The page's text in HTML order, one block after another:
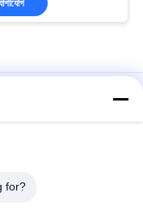
মেশিন 86545000
(রিপাবলিক ব্লোয়ার্স)
এইচ # এল 00286-1
for?